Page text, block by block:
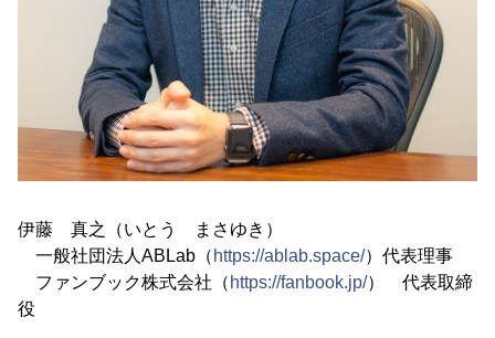
伊藤 真之（いとう まさゆき）
一般社団法人ABLab（ https://ablab.space/）代表理事
ファンブック株式会社（ https://fanbook.jp/） 代表取締
役